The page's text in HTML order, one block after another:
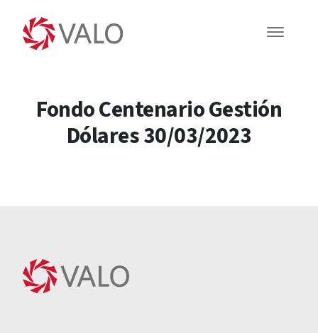
Fondo Centenario Gestión
Dólares 30/03/2023